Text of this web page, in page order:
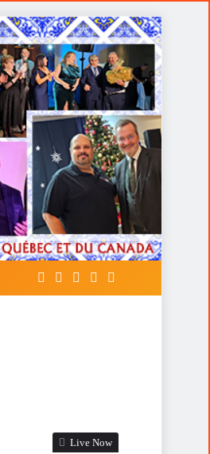
A FALÁCIA DA TÁTICA DE OPOR
Live Now